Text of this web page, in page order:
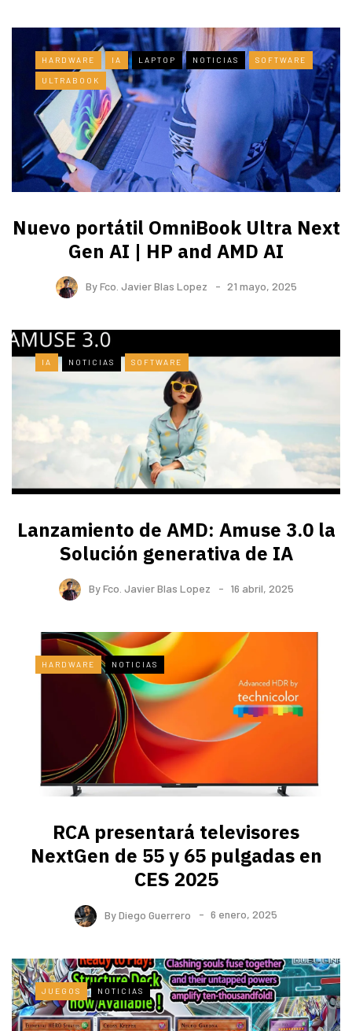
HARDWARE IA LAPTOP NOTICIAS SOFTWARE
ULTRABOOK
Nuevo portátil OmniBook Ultra ​Next
Gen AI | HP and AMD AI
ByFco. Javier Blas Lopez 21 mayo, 2025
IA NOTICIAS SOFTWARE
Lanzamiento de AMD: Amuse 3.0 la
Solución generativa de IA
ByFco. Javier Blas Lopez 16 abril, 2025
HARDWARE NOTICIAS
RCA presentará televisores
NextGen de 55 y 65 pulgadas en
CES 2025
ByDiego Guerrero 6 enero, 2025
JUEGOS NOTICIAS